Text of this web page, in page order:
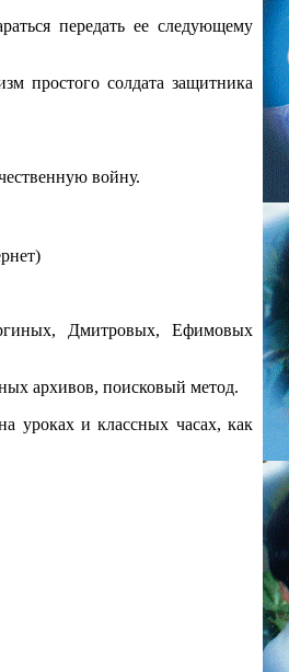
передать ее следующему
простого солдата защитника
войну.
Дмитровых, Ефимовых
архивов, поисковый метод.
уроках и классных часах, как